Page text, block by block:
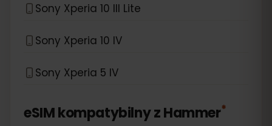
Sony Xperia 10 III Lite
Sony Xperia 10 IV
Sony Xperia 5 IV
eSIM kompatybilny zHammer*